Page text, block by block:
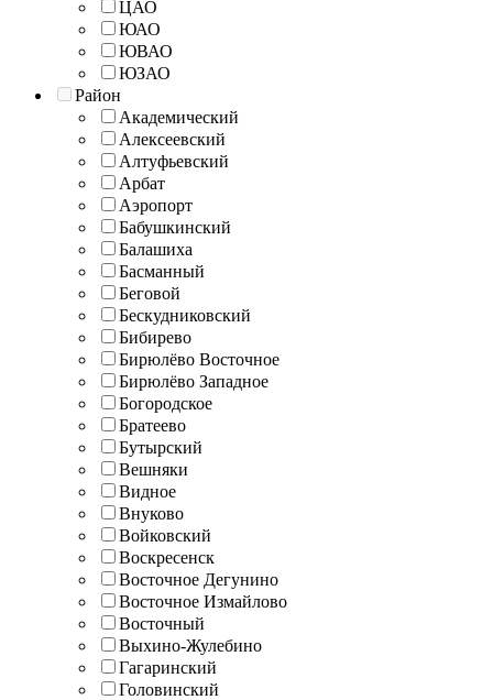
ЦАО
ЮАО
ЮВАО
ЮЗАО
Район
Академический
Алексеевский
Алтуфьевский
Арбат
Аэропорт
Бабушкинский
Балашиха
Басманный
Беговой
Бескудниковский
Бибирево
Бирюлёво Восточное
Бирюлёво Западное
Богородское
Братеево
Бутырский
Вешняки
Видное
Внуково
Войковский
Воскресенск
Восточное Дегунино
Восточное Измайлово
Восточный
Выхино-Жулебино
Гагаринский
Головинский